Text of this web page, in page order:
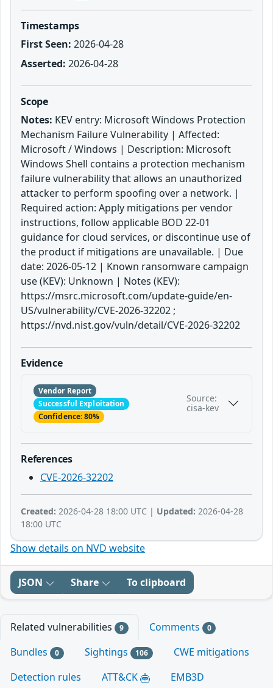
Timestamps
First Seen: 2026-04-28
Asserted: 2026-04-28
Scope
Notes: KEV entry: Microsoft Windows Protection
Mechanism Failure Vulnerability | Affected:
Microsoft / Windows | Description: Microsoft
Windows Shell contains a protection mechanism
failure vulnerability that allows an unauthorized
attacker to perform spoofing over a network. |
Required action: Apply mitigations per vendor
instructions, follow applicable BOD 22-01
guidance for cloud services, or discontinue use of
the product if mitigations are unavailable. | Due
date: 2026-05-12 | Known ransomware campaign
use (KEV): Unknown | Notes (KEV):
https://msrc.microsoft.com/update-guide/en-
US/vulnerability/CVE-2026-32202 ;
https://nvd.nist.gov/vuln/detail/CVE-2026-32202
Evidence
Vendor Report
Successful Exploitation
Confidence: 80%
Source:
cisa-kev
References
CVE-2026-32202
Created: 2026-04-28 18:00 UTC | Updated: 2026-04-28
18:00 UTC
Show details on NVD website
JSON Share To clipboard
Related vulnerabilities 9 Comments 0
Bundles 0 Sightings 106
CWE mitigations
Detection rules
ATT&CK EMB3D